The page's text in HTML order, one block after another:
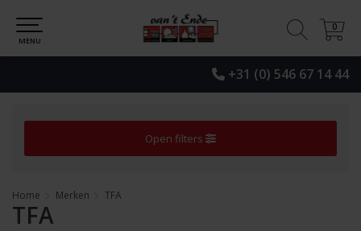
+31 (0) 546 67 14 44
0
0
MENU
Open filters
Home Merken TFA
TFA